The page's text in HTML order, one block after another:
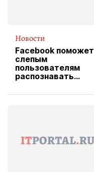
Новости
Facebook поможет
слепым
пользователям
распознавать